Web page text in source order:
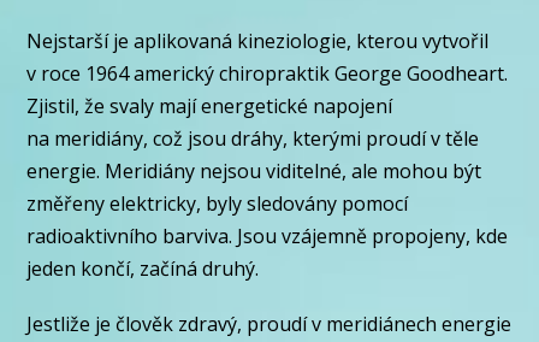
Nejstarší je aplikovaná kineziologie, kterou vytvořil
v roce 1964 americký chiropraktik George Goodheart.
Zjistil, že svaly mají energetické napojení
na meridiány, což jsou dráhy, kterými proudí v těle
energie. Meridiány nejsou viditelné, ale mohou být
změřeny elektricky, byly sledovány pomocí
radioaktivního barviva. Jsou vzájemně propojeny, kde
jeden končí, začíná druhý.
Jestliže je člověk zdravý, proudí v meridiánech energie